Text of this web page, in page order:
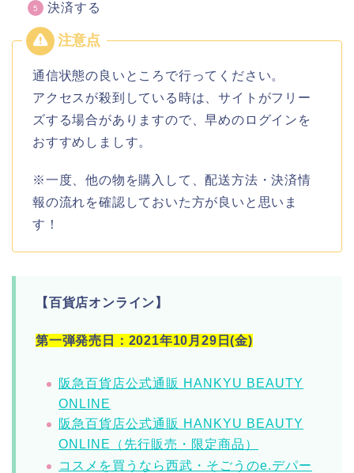
決済する
通信状態の良いところで行ってください。
アクセスが殺到している時は、サイトがフリー
ズする場合がありますので、早めのログインを
おすすめしましす。
※一度、他の物を購入して、配送方法・決済情
報の流れを確認しておいた方が良いと思いま
す！
【百貨店オンライン】
第一弾発売日：2021年10月29日(金)
阪急百貨店公式通販 HANKYU BEAUTY
ONLINE
阪急百貨店公式通販 HANKYU BEAUTY
ONLINE（先行販売・限定商品）
コスメを買うなら西武・そごうのe.デパー